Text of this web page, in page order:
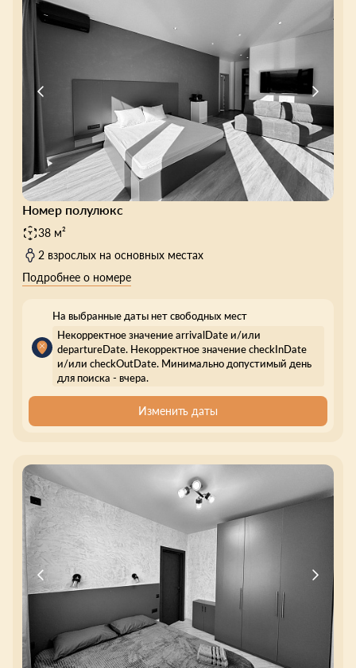
Номер полулюкс
38 м²
2 взрослых на основных местах
Подробнее о номере
На выбранные даты нет свободных мест
Некорректное значение arrivalDate и/или
departureDate. Некорректное значение checkInDate
и/или checkOutDate. Минимально допустимый день
для поиска - вчера.
Изменить даты